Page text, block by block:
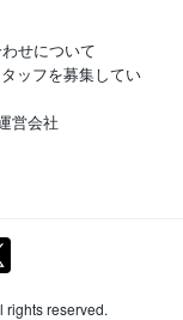
せについて
ッフを募集してい
営会社
rights reserved.